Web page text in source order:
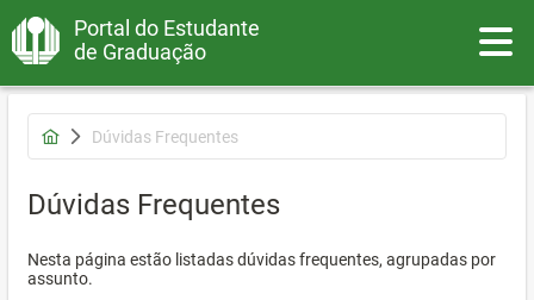
Portal do Estudante
de Graduação
Dúvidas Frequentes
Dúvidas Frequentes
Nesta página estão listadas dúvidas frequentes, agrupadas por
assunto.